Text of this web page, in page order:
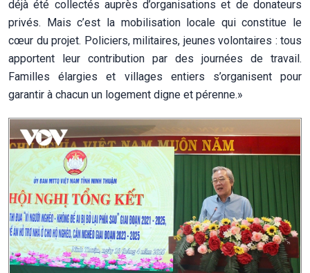
déjà été collectés auprès d’organisations et de donateurs
privés. Mais c’est la mobilisation locale qui constitue le
cœur du projet. Policiers, militaires, jeunes volontaires : tous
apportent leur contribution par des journées de travail.
Familles élargies et villages entiers s’organisent pour
garantir à chacun un logement digne et pérenne.»